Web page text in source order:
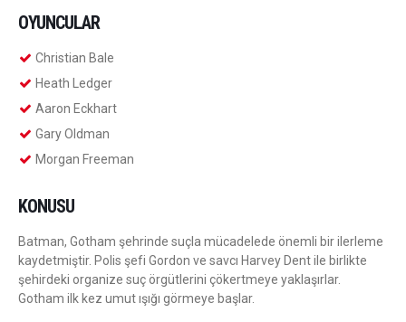
OYUNCULAR
Christian Bale
Heath Ledger
Aaron Eckhart
Gary Oldman
Morgan Freeman
KONUSU
Batman, Gotham şehrinde suçla mücadelede önemli bir ilerleme
kaydetmiştir. Polis şefi Gordon ve savcı Harvey Dent ile birlikte
şehirdeki organize suç örgütlerini çökertmeye yaklaşırlar.
Gotham ilk kez umut ışığı görmeye başlar.